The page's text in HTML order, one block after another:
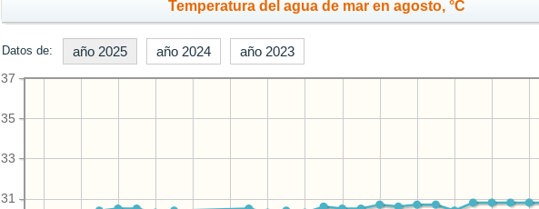
Temperatura del agua de mar en agosto, °C
Datos de: año 2025 año 2024 año 2023
31
33
35
37